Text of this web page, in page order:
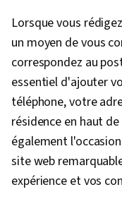
Lorsque vous
un moyen de vous
correspondez au
essentiel d'ajouter
téléphone, votre
résidence en haut
également
site web
expérience et vos